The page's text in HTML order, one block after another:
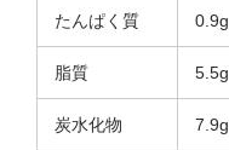
たんぱく質 0.9g
脂質 5.5g
炭水化物 7.9g